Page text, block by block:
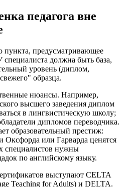
педагога вне
предусматривающее
должна быть база,
уровень (диплом,
образца.
нюансы. Например,
высшего заведения диплом
в лингвистическую школу;
дипломов переводчика.
образовательный престиж:
Оксфорда или Гарварда ценятся
специалистов нужны
по английскому языку.
выступают CELTA
Teaching for Adults) и DELTA.